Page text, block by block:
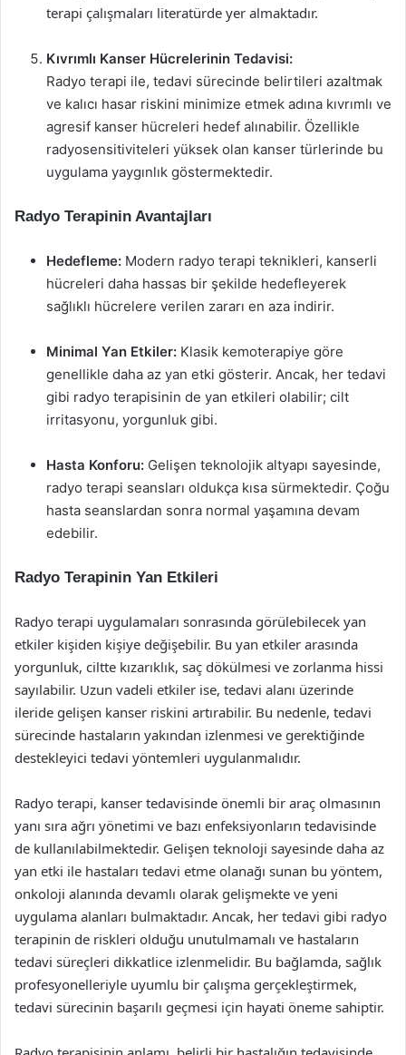
terapi çalışmaları literatürde yer almaktadır.
Kıvrımlı Kanser Hücrelerinin Tedavisi:
Radyo terapi ile, tedavi sürecinde belirtileri azaltmak
ve kalıcı hasar riskini minimize etmek adına kıvrımlı ve
agresif kanser hücreleri hedef alınabilir. Özellikle
radyosensitiviteleri yüksek olan kanser türlerinde bu
uygulama yaygınlık göstermektedir.
Radyo Terapinin Avantajları
Hedefleme: Modern radyo terapi teknikleri, kanserli
hücreleri daha hassas bir şekilde hedefleyerek
sağlıklı hücrelere verilen zararı en aza indirir.
Minimal Yan Etkiler: Klasik kemoterapiye göre
genellikle daha az yan etki gösterir. Ancak, her tedavi
gibi radyo terapisinin de yan etkileri olabilir; cilt
irritasyonu, yorgunluk gibi.
Hasta Konforu: Gelişen teknolojik altyapı sayesinde,
radyo terapi seansları oldukça kısa sürmektedir. Çoğu
hasta seanslardan sonra normal yaşamına devam
edebilir.
Radyo Terapinin Yan Etkileri
Radyo terapi uygulamaları sonrasında görülebilecek yan
etkiler kişiden kişiye değişebilir. Bu yan etkiler arasında
yorgunluk, ciltte kızarıklık, saç dökülmesi ve zorlanma hissi
sayılabilir. Uzun vadeli etkiler ise, tedavi alanı üzerinde
ileride gelişen kanser riskini artırabilir. Bu nedenle, tedavi
sürecinde hastaların yakından izlenmesi ve gerektiğinde
destekleyici tedavi yöntemleri uygulanmalıdır.
Radyo terapi, kanser tedavisinde önemli bir araç olmasının
yanı sıra ağrı yönetimi ve bazı enfeksiyonların tedavisinde
de kullanılabilmektedir. Gelişen teknoloji sayesinde daha az
yan etki ile hastaları tedavi etme olanağı sunan bu yöntem,
onkoloji alanında devamlı olarak gelişmekte ve yeni
uygulama alanları bulmaktadır. Ancak, her tedavi gibi radyo
terapinin de riskleri olduğu unutulmamalı ve hastaların
tedavi süreçleri dikkatlice izlenmelidir. Bu bağlamda, sağlık
profesyonelleriyle uyumlu bir çalışma gerçekleştirmek,
tedavi sürecinin başarılı geçmesi için hayati öneme sahiptir.